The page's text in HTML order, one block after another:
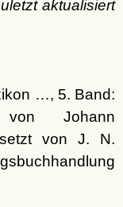
aktualisiert
…, 5. Band:
von Johann
von J. N.